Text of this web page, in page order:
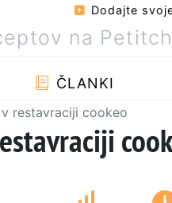
Dodajte
ČLANKI
restavraciji cookeo